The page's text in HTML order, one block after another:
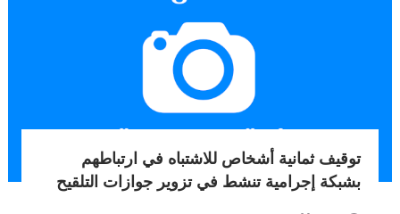
توقيف ثمانية أشخاص للاشتباه في ارتباطهم
بشبكة إجرامية تنشط في تزوير جوازات التلقيح